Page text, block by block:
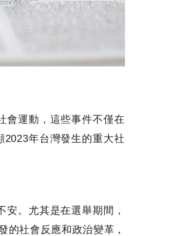
會運動，這些事件不僅在
年台灣發生的重大社
。尤其是在選舉期間，
的社會反應和政治變革，